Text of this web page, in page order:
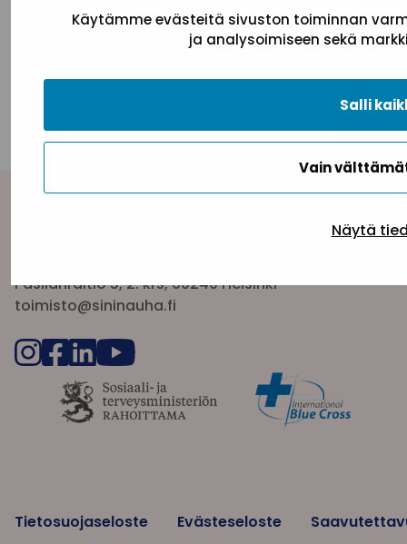
Käytämme evästeitä sivuston toiminnan
ja analysoimiseen sekä
Vain
Salli
Näytä
tukeminen edellyttää riittäviä resursseja,
osaamista ja aikaa kohdata asiakas.
mahdollistaa tämä työ, ei vaikeuttaa sitä.
Pasilanraitio 5, 2. krs, 00240 Helsinki
toimisto@sininauha.fi
Tietosuojaseloste Evästeseloste